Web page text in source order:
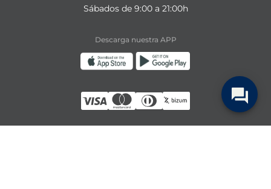
Sábados de 9:00 a 21:00h
Descarga nuestra APP